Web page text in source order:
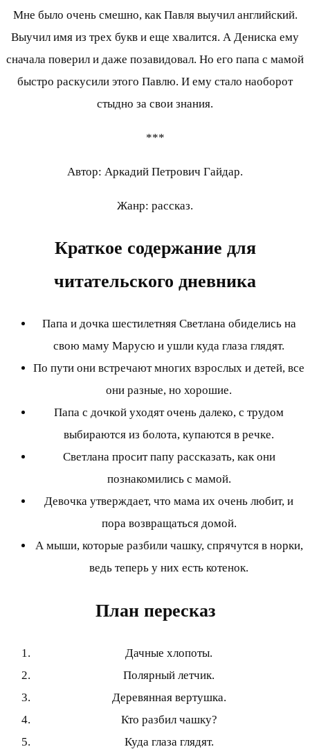
Мне было очень смешно, как Павля выучил английский.
Выучил имя из трех букв и еще хвалится. А Дениска ему
сначала поверил и даже позавидовал. Но его папа с мамой
быстро раскусили этого Павлю. И ему стало наоборот
стыдно за свои знания.
***
Автор: Аркадий Петрович Гайдар.
Жанр: рассказ.
Краткое содержание для
читательского дневника
Папа и дочка шестилетняя Светлана обиделись на
свою маму Марусю и ушли куда глаза глядят.
По пути они встречают многих взрослых и детей, все
они разные, но хорошие.
Папа с дочкой уходят очень далеко, с трудом
выбираются из болота, купаются в речке.
Светлана просит папу рассказать, как они
познакомились с мамой.
Девочка утверждает, что мама их очень любит, и
пора возвращаться домой.
А мыши, которые разбили чашку, спрячутся в норки,
ведь теперь у них есть котенок.
План пересказ
Дачные хлопоты.
Полярный летчик.
Деревянная вертушка.
Кто разбил чашку?
Куда глаза глядят.